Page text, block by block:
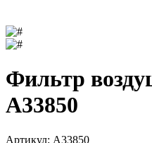
Фильтр
A33850
Артикул: A33850